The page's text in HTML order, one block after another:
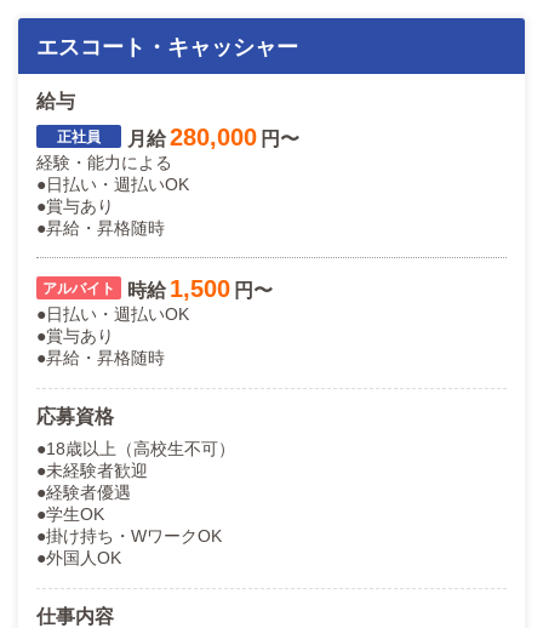
エスコート・キャッシャー
給与
月給280,000 円〜
経験・能力による
●日払い・週払いOK
●賞与あり
●昇給・昇格随時
時給 1,500 円〜
●日払い・週払いOK
●賞与あり
●昇給・昇格随時
応募資格
●18歳以上（高校生不可）
●未経験者歓迎
●経験者優遇
●学生OK
●掛け持ち・WワークOK
●外国人OK
仕事内容